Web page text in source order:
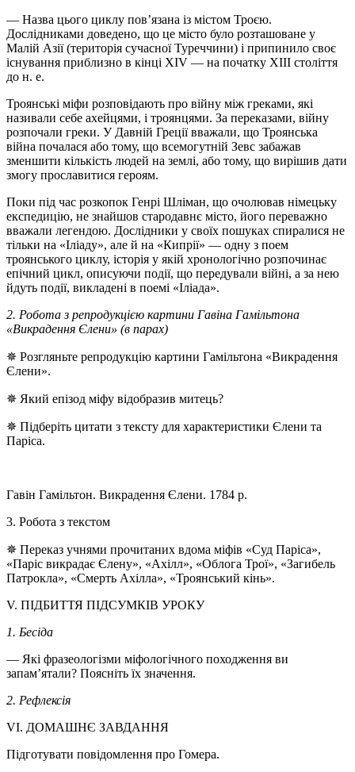
— Назва цього циклу пов’язана із містом Троєю.
Дослідниками доведено, що це місто було розташоване у
Малій Азії (територія сучасної Туреччини) і припинило своє
існування приблизно в кінці XIV — на початку XIII століття
до н. е.
Троянські міфи розповідають про війну між греками, які
називали себе ахейцями, і троянцями. За переказами, війну
розпочали греки. У Давній Греції вважали, що Троянська
війна почалася або тому, що всемогутній Зевс забажав
зменшити кількість людей на землі, або тому, що вирішив дати
змогу прославитися героям.
Поки під час розкопок Генрі Шліман, що очолював німецьку
експедицію, не знайшов стародавнє місто, його переважно
вважали легендою. Дослідники у своїх пошуках спиралися не
тільки на «Іліаду», але й на «Кипрії» — одну з поем
троянського циклу, історія у якій хронологічно розпочинає
епічний цикл, описуючи події, що передували війні, а за нею
йдуть події, викладені в поемі «Іліада».
2. Робота з репродукцією картини Гавіна Гамільтона
«Викрадення Єлени» (в парах)
✵ Розгляньте репродукцію картини Гамільтона «Викрадення
Єлени».
✵ Який епізод міфу відобразив митець?
✵ Підберіть цитати з тексту для характеристики Єлени та
Паріса.
Гавін Гамільтон. Викрадення Єлени. 1784 р.
3. Робота з текстом
✵ Переказ учнями прочитаних вдома міфів «Суд Паріса»,
«Паріс викрадає Єлену», «Ахілл», «Облога Трої», «Загибель
Патрокла», «Смерть Ахілла», «Троянський кінь».
V. ПІДБИТТЯ ПІДСУМКІВ УРОКУ
1. Бесіда
— Які фразеологізми міфологічного походження ви
запам’ятали? Поясніть їх значення.
2. Рефлексія
VI. ДОМАШНЄ ЗАВДАННЯ
Підготувати повідомлення про Гомера.